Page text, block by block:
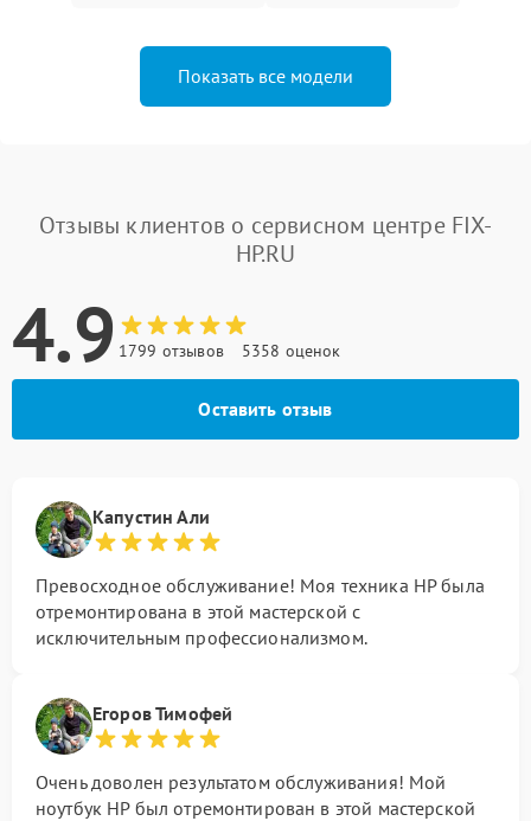
Показать все модели
Отзывы клиентов о сервисном центре FIX-
HP.RU
4.9 1799 отзывов 5358 оценок
Оставить отзыв
Капустин Али
Превосходное обслуживание! Моя техника HP была
отремонтирована в этой мастерской с
исключительным профессионализмом.
Егоров Тимофей
Очень доволен результатом обслуживания! Мой
ноутбук HP был отремонтирован в этой мастерской